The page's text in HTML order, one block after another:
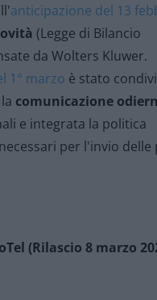
anticipazione del 13
(Legge di Bilancio
da Wolters Kluwer.
1° marzo è stato
comunicazione
e integrata la politica
necessari per l'invio
(Rilascio 8 marzo